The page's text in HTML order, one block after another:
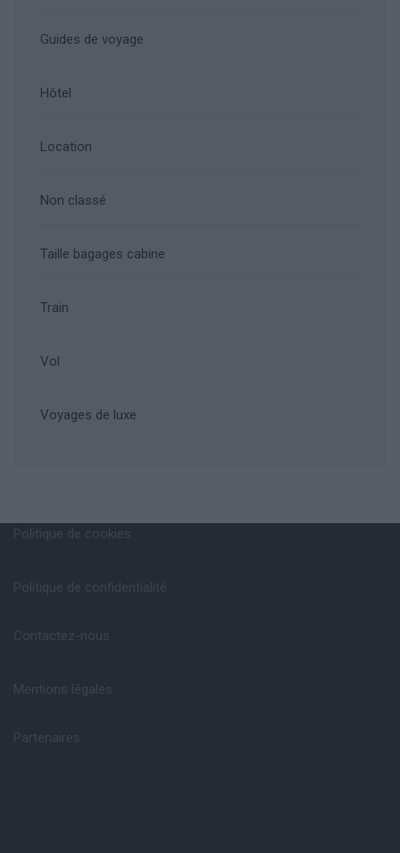
Guides de voyage
Hôtel
Location
Non classé
Taille bagages cabine
Train
Vol
Voyages de luxe